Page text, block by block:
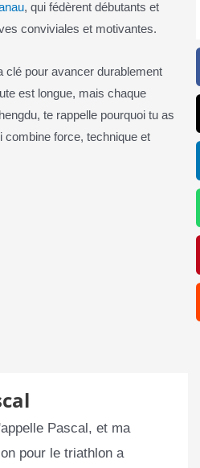
, qui fédèrent débutants et
conviviales et motivantes.
clé pour avancer durablement
est longue, mais chaque
te rappelle pourquoi tu as
force, technique et
Pascal, et ma
pour le triathlon a